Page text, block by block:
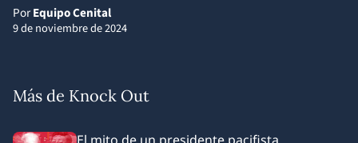
PorEquipo Cenital
9 de noviembre de 2024
Más de Knock Out